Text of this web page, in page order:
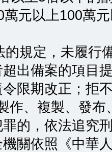
元以上100萬
規定，未履行
出備案的項目
限期改正；拒
、複製、發布
的，依法追究
關依照《中華